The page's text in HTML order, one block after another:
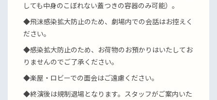
しても中身のこぼれない蓋つきの容器のみ可能）。
◆飛沫感染拡大防止のため、劇場内での会話はお控えく
ださい。
◆感染拡大防止のため、お荷物のお預かりはいたしてお
りませんのでご了承ください。
◆楽屋・ロビーでの面会はご遠慮ください。
◆終演後は規制退場となります。スタッフがご案内いた